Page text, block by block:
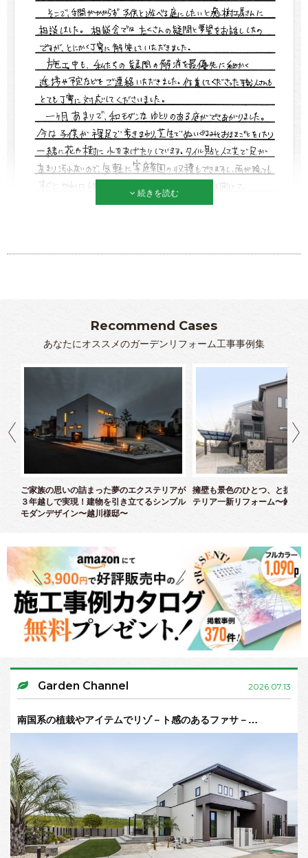
続きを読む
Recommend Cases
あなたにオススメのガーデンリフォーム工事事例集
ご家族の思いの詰まった夢のエクステリアが
３年越しで実現！建物を引き立てるシンプル
モダンデザイン〜越川様邸〜
擁壁も景色のひとつ、と捉え
テリア一新リフォーム〜鈴木
Garden Channel 2026.07.13
南国系の植栽やアイテムでリゾ－ト感のあるファサ－…